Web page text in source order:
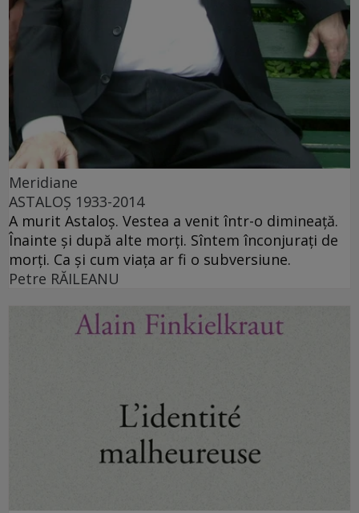
Meridiane
ASTALOŞ 1933-2014
A murit Astaloş. Vestea a venit într-o dimineaţă.
Înainte şi după alte morţi. Sîntem înconjuraţi de
morţi. Ca şi cum viaţa ar fi o subversiune.
Petre RĂILEANU